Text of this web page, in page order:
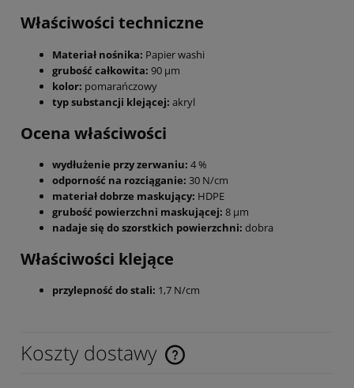
Właściwości techniczne
Materiał nośnika: Papier washi
grubość całkowita: 90 µm
kolor: pomarańczowy
typ substancji klejącej: akryl
Ocena właściwości
wydłużenie przy zerwaniu: 4 %
odporność na rozciąganie: 30 N/cm
materiał dobrze maskujący: HDPE
grubość powierzchni maskującej: 8 µm
nadaje się do szorstkich powierzchni: dobra
Właściwości klejące
przylepność do stali: 1,7 N/cm
Koszty dostawy
Cena nie zawiera ewentualnych kosztów płatności